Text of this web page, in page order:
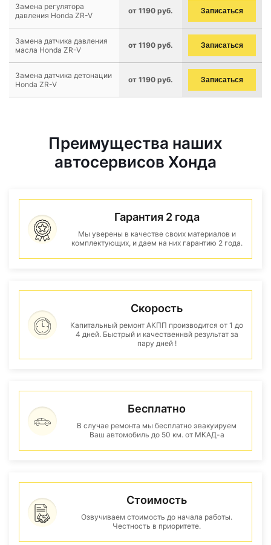
Замена регулятора
давления Honda ZR-V
от 1190 руб. Записаться
Замена датчика давления
масла Honda ZR-V
от 1190 руб. Записаться
Замена датчика детонации
Honda ZR-V
от 1190 руб. Записаться
Преимущества наших
автосервисов Хонда
Гарантия 2 года
Мы уверены в качестве своих материалов и
комплектующих, и даем на них гарантию 2 года.
Скорость
Капитальный ремонт АКПП производится от 1 до
4 дней. Быстрый и качественнвй результат за
пару дней !
Бесплатно
В случае ремонта мы бесплатно эвакуируем
Ваш автомобиль до 50 км. от МКАД-а
Стоимость
Озвучиваем стоимость до начала работы.
Честность в приоритете.